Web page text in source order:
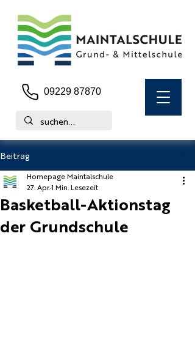
09229 87870
Beitrag
Basketball-Aktionstag
der Grundschule
Homepage Maintalschule
27. Apr.1 Min. Lesezeit